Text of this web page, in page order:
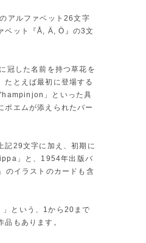
アルファベット26文字
ベット『Å, Ä, Ö』の3文
冠した名前を持つ草花を
たとえば最初に登場する
」といった具
ポエムが添えられたバー
記29文字に加え、初期に
」と、1954年出版バ
のイラストのカードも含
という、1から20まで
もあります。